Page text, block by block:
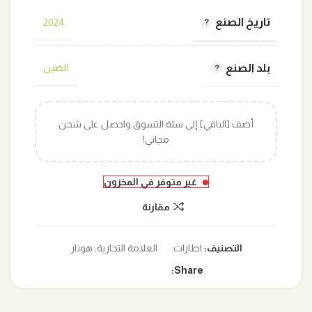
تاريخ الصنع 2024
بلد الصنع الصين
أضف [الباقي] إلى سلة التسوق واحصل على شحن
مجاني!
غير متوفر في المخزون
مقارنة
التصنيف: اطارات العلامة التجارية: هونار
Share: